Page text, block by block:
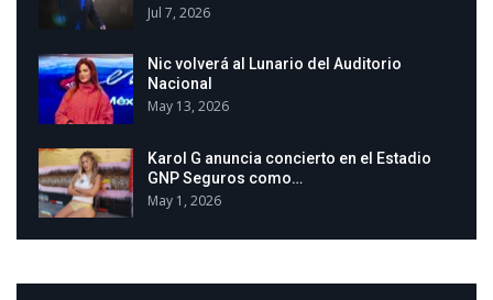
Jul 7, 2026
Nic volverá al Lunario del Auditorio
Nacional
May 13, 2026
Karol G anuncia concierto en el Estadio
GNP Seguros como…
May 1, 2026